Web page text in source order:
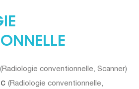
(Radiologie conventionnelle,Scanner)
(Radiologie conventionnelle,